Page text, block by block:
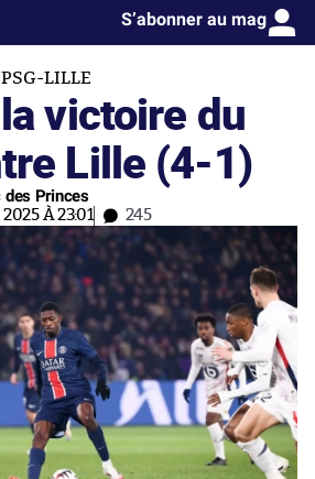
S’abonner au mag
PSG-LILLE
victoire du
Lille (4-1)
des Princes
À 23:01 245